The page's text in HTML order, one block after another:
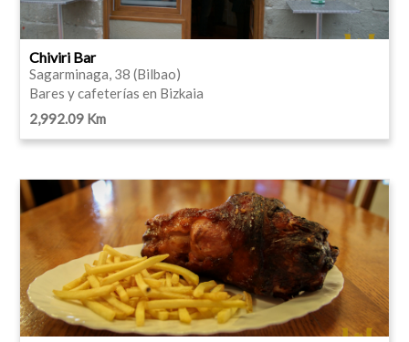
Chiviri Bar
Sagarminaga, 38 (Bilbao)
Bares y cafeterías en Bizkaia
2,992.09 Km